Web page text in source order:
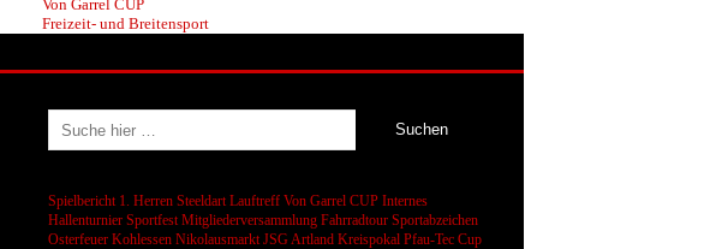
Von Garrel CUP
Freizeit- und Breitensport
Spielbericht 1. Herren Steeldart Lauftreff Von Garrel CUP Internes
Hallenturnier Sportfest Mitgliederversammlung Fahrradtour Sportabzeichen
Osterfeuer Kohlessen Nikolausmarkt JSG Artland Kreispokal Pfau-Tec Cup